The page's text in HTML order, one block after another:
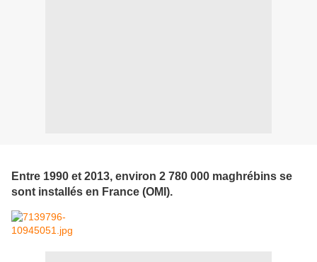
Entre 1990 et 2013, environ 2 780 000 maghrébins se
sont installés en France (OMI).